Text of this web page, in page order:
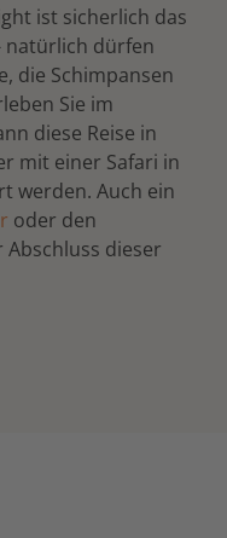
ist sicherlich das
natürlich dürfen
die Schimpansen
Sie im
diese Reise in
mit einer Safari in
werden. Auch ein
oder den
dieser